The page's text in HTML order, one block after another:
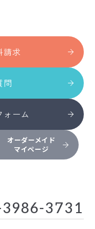
請求
問
ォーム
オーダーメイド
マイページ
3731